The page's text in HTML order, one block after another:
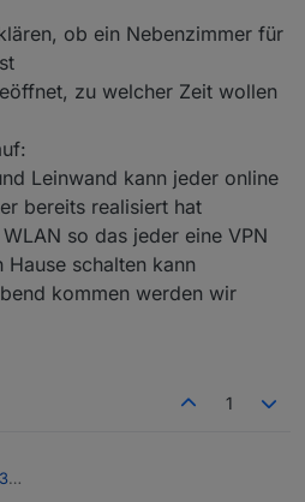
ob ein Nebenzimmer für
zu welcher Zeit wollen
Leinwand kann jeder online
bereits realisiert hat
so das jeder eine VPN
schalten kann
kommen werden wir
1